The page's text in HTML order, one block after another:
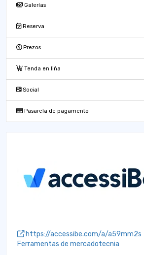
Galerías
Reserva
Prezos
Tenda en liña
Social
Pasarela de pagamento
https://accessibe.com/a/a59mm2s
Ferramentas de mercadotecnia